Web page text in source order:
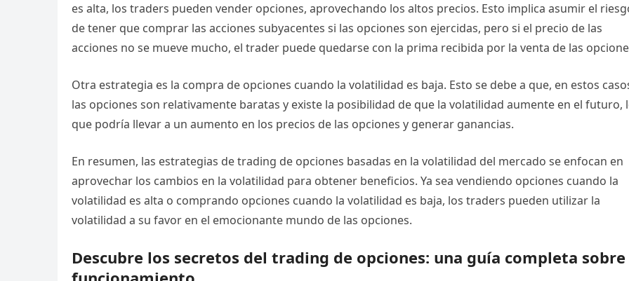
es alta, los traders pueden vender opciones, aprovechando los altos precios. Esto implica asumir el
de tener que comprar las acciones subyacentes si las opciones son ejercidas, pero si el precio de las
acciones no se mueve mucho, el trader puede quedarse con la prima recibida por la venta de las
Otra estrategia es la compra de opciones cuando la volatilidad es baja. Esto se debe a que, en estos
las opciones son relativamente baratas y existe la posibilidad de que la volatilidad aumente en el futuro,
que podría llevar a un aumento en los precios de las opciones y generar ganancias.
En resumen, las estrategias de trading de opciones basadas en la volatilidad del mercado se enfocan en
aprovechar los cambios en la volatilidad para obtener beneficios. Ya sea vendiendo opciones cuando la
volatilidad es alta o comprando opciones cuando la volatilidad es baja, los traders pueden utilizar la
volatilidad a su favor en el emocionante mundo de las opciones.
Descubre los secretos del trading de opciones: una guía completa sobre